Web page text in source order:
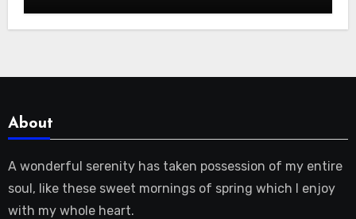
About
A wonderful serenity has taken possession of my entire
soul, like these sweet mornings of spring which I enjoy
with my whole heart.